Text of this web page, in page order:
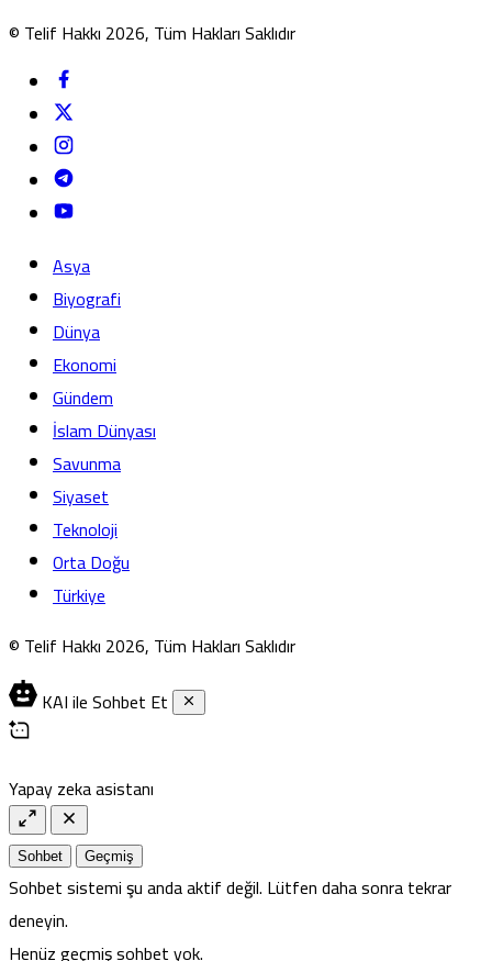
© Telif Hakkı 2026, Tüm Hakları Saklıdır
Asya
Biyografi
Dünya
Ekonomi
Gündem
İslam Dünyası
Savunma
Siyaset
Teknoloji
Orta Doğu
Türkiye
© Telif Hakkı 2026, Tüm Hakları Saklıdır
KAI ile Sohbet Et
Yapay zeka asistanı
Sohbet Geçmiş
Sohbet sistemi şu anda aktif değil. Lütfen daha sonra tekrar
deneyin.
Henüz geçmiş sohbet yok.